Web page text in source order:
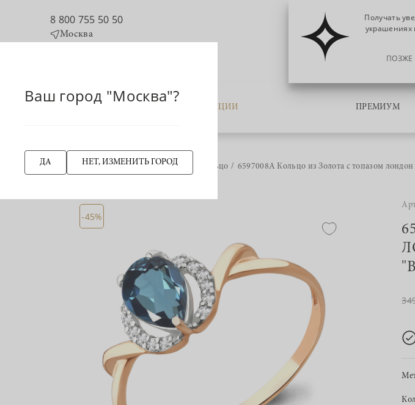
8 800 755 50 50
Москва
КАТАЛОГ АКЦИИ ПРЕМИУМ
НАЗАД Главная страница Кольцо 6597008А Кольцо из Золота с топазом
-45%
Ваш город "Москва"?
ДА НЕТ, ИЗМЕНИТЬ ГОРОД
Получать
украшениях
ПОЗЖЕ